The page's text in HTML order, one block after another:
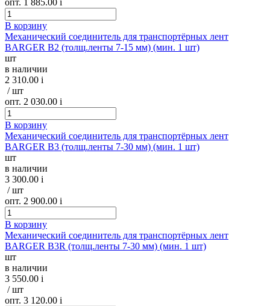
В корзину
Механический соединитель для транспортёрных лент
BARGER B2 (толщ.ленты 7-15 мм) (мин. 1 шт)
шт
в наличии
2 310.00 i
/ шт
опт. 2 030.00 i
В корзину
Механический соединитель для транспортёрных лент
BARGER B3 (толщ.ленты 7-30 мм) (мин. 1 шт)
шт
в наличии
3 300.00 i
/ шт
опт. 2 900.00 i
В корзину
Механический соединитель для транспортёрных лент
BARGER B3R (толщ.ленты 7-30 мм) (мин. 1 шт)
шт
в наличии
3 550.00 i
/ шт
опт. 3 120.00 i